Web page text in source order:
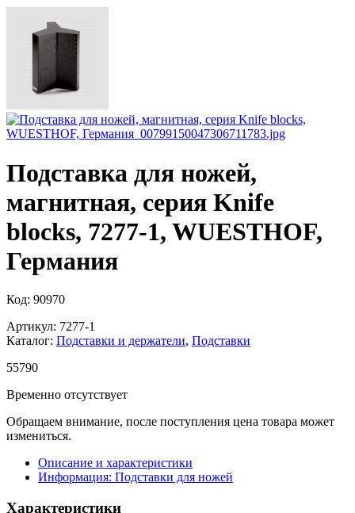
Подставка для ножей,
магнитная, серия Knife
blocks, 7277-1, WUESTHOF,
Германия
Код: 90970
Артикул: 7277-1
Каталог: Подставки и держатели, Подставки
55790
Временно отсутствует
Обращаем внимание, после поступления цена товара может
измениться.
Описание и характеристики
Информация: Подставки для ножей
Характеристики